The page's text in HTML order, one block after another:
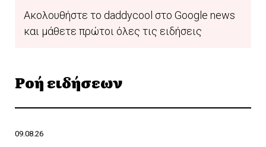
Ακολουθήστε το daddycool στο Google news
και μάθετε πρώτοι όλες τις ειδήσεις
Ροή ειδήσεων
09.08.26